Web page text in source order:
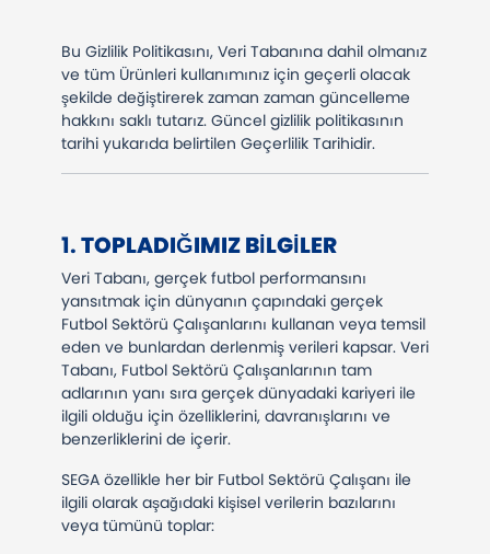
Bu Gizlilik Politikasını, Veri Tabanına dahil olmanız
ve tüm Ürünleri kullanımınız için geçerli olacak
şekilde değiştirerek zaman zaman güncelleme
hakkını saklı tutarız. Güncel gizlilik politikasının
tarihi yukarıda belirtilen Geçerlilik Tarihidir.
1.TOPLADIĞIMIZ BILGILER
Veri Tabanı, gerçek futbol performansını
yansıtmak için dünyanın çapındaki gerçek
Futbol Sektörü Çalışanlarını kullanan veya temsil
eden ve bunlardan derlenmiş verileri kapsar. Veri
Tabanı, Futbol Sektörü Çalışanlarının tam
adlarının yanı sıra gerçek dünyadaki kariyeri ile
ilgili olduğu için özelliklerini, davranışlarını ve
benzerliklerini de içerir.
SEGA özellikle her bir Futbol Sektörü Çalışanı ile
ilgili olarak aşağıdaki kişisel verilerin bazılarını
veya tümünü toplar: